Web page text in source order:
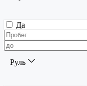
Да
Руль